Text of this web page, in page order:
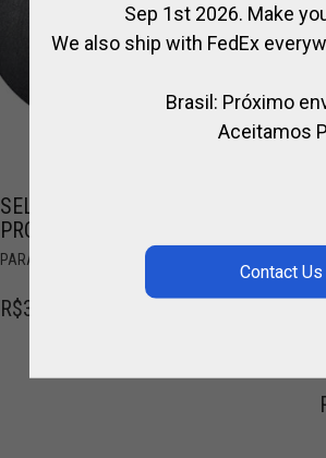
SELA SPIRIT OF POLO
PROFESSIONAL
PARA CAVALO SELA POLO
R$3.848,00
Sep 1st 2026. Make
We also ship with FedEx
Brasil: Próximo
Aceitamos